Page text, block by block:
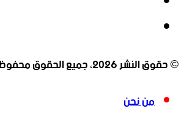
© حقوق النشر 2026، جميع الحقوق محفوظة |
من نحن